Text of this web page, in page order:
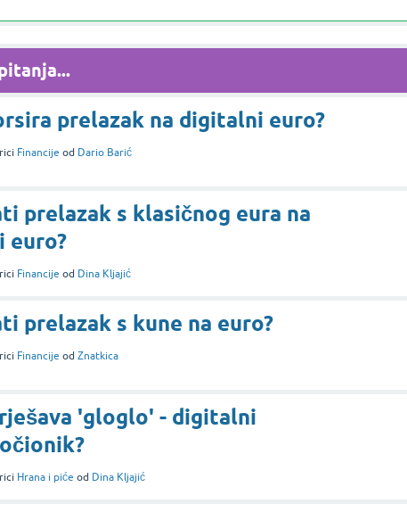
prelazak na digitalni euro?
Financije od Dario Barić
prelazak s klasičnog eura na
euro?
Financije od Dina Kljajić
prelazak s kune na euro?
Financije od Znatkica
'gloglo' - digitalni
Hrana i piće od Dina Kljajić